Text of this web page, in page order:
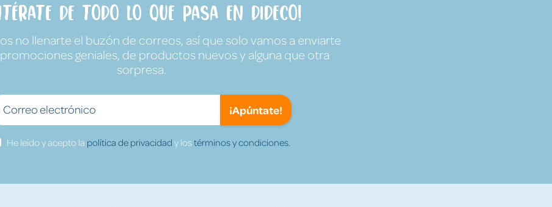
de todo lo que pasa en Dideco!
no llenarte el buzón de correos, así que solo vamos a enviarte
geniales, de productos nuevos y alguna que otra
sorpresa.
¡Apúntate!
He leído y acepto la política de privacidad y lostérminos y condiciones.